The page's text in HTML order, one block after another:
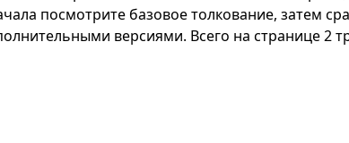
посмотрите базовое толкование, затем
версиями. Всего на странице 2